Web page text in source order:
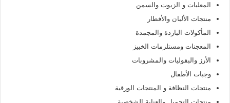
المعلبات و الزيوت والسمن
منتجات الألبان والأفطار
المأكولات الباردة والمجمدة
المعجنات ومستلزمات الخبيز
الأرز والبقوليات والمشروبات
وجبات الأطفال
منتجات النظافة و المنتجات الورقية